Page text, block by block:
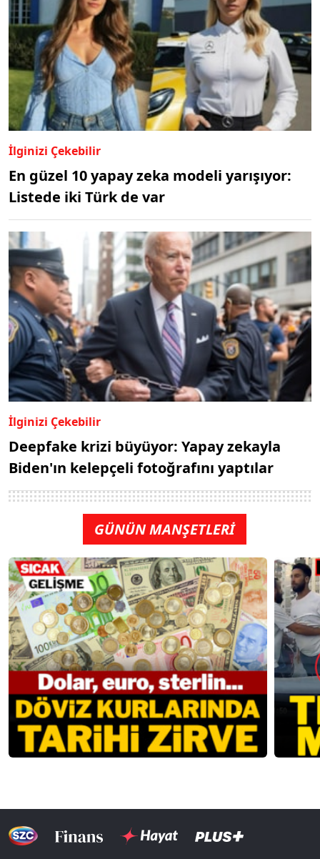
İlginizi Çekebilir
En güzel 10 yapay zeka modeli yarışıyor:
Listede iki Türk de var
İlginizi Çekebilir
Deepfake krizi büyüyor: Yapay zekayla
Biden'ın kelepçeli fotoğrafını yaptılar
GÜNÜN MANŞETLERİ